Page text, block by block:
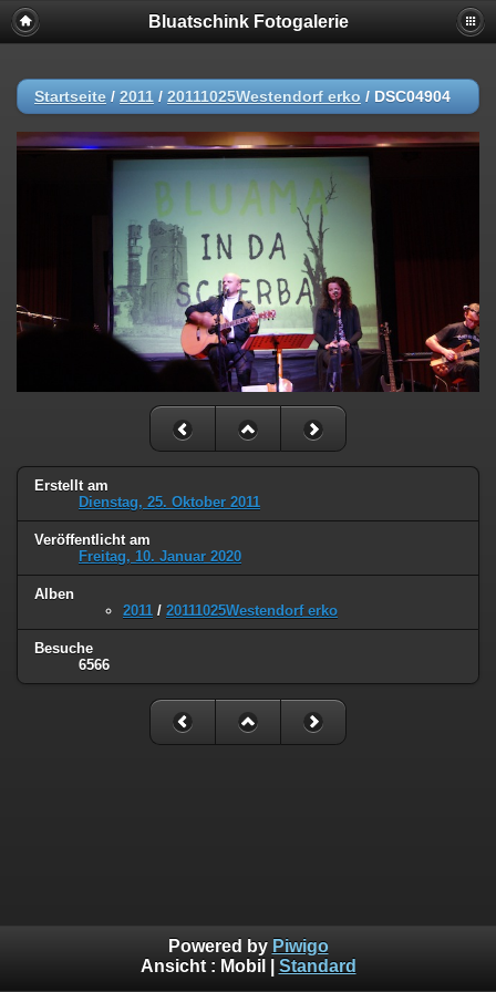
Bluatschink Fotogalerie
Startseite / 2011 / 20111025Westendorf erko / DSC04904
Erstellt am
Dienstag, 25. Oktober 2011
Veröffentlicht am
Freitag, 10. Januar 2020
Alben
2011 / 20111025Westendorf erko
Besuche
6566
Powered by Piwigo
Ansicht : Mobil Standard